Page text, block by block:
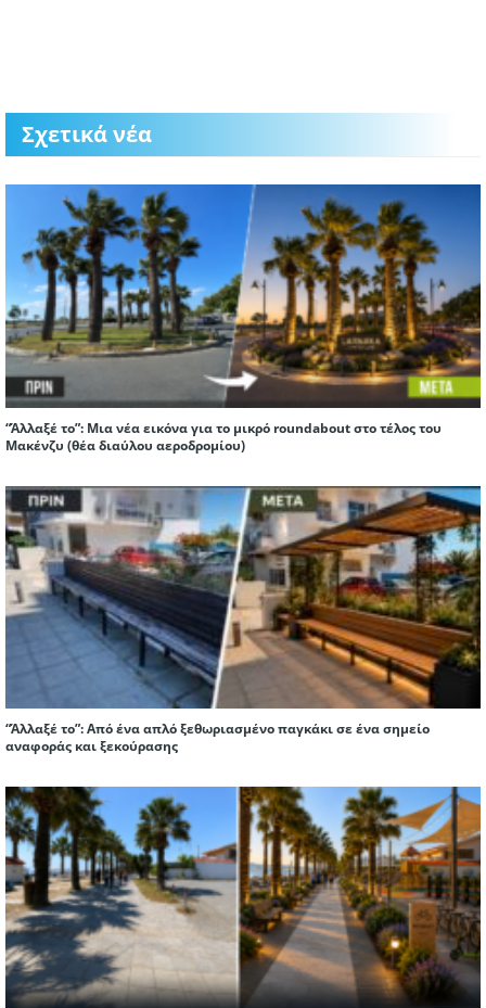
Σχετικά νέα
“Άλλαξέ το”: Μια νέα εικόνα για τo μικρό roundabout στο τέλος του
Μακένζυ (θέα διαύλου αεροδρομίου)
“Άλλαξέ το”: Από ένα απλό ξεθωριασμένο παγκάκι σε ένα σημείο
αναφοράς και ξεκούρασης